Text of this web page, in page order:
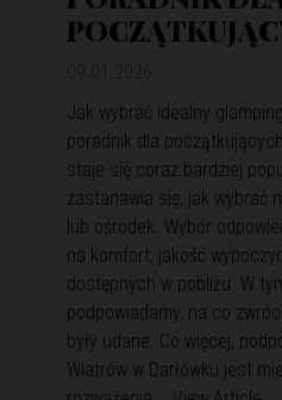
Jak wybrać idealny
poradnik dla
staje się coraz bardziej
zastanawia się, jak wybrać
lub ośrodek. Wybór
na komfort, jakość
dostępnych w pobliżu. W
podpowiadamy, na co
były udane. Co więcej,
Wiatrów w Darłówku jest